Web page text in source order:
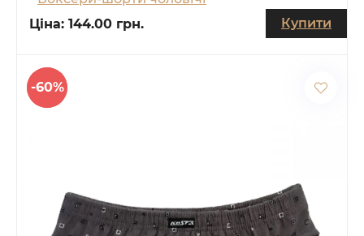
Ціна: 144.00 грн. Купити
-60%